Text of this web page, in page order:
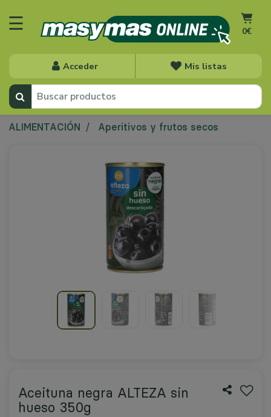
Acceder Mis listas
0€
☰
ALIMENTACIÓN Aperitivos y frutos secos
Aceituna negra ALTEZA sin
hueso 350g